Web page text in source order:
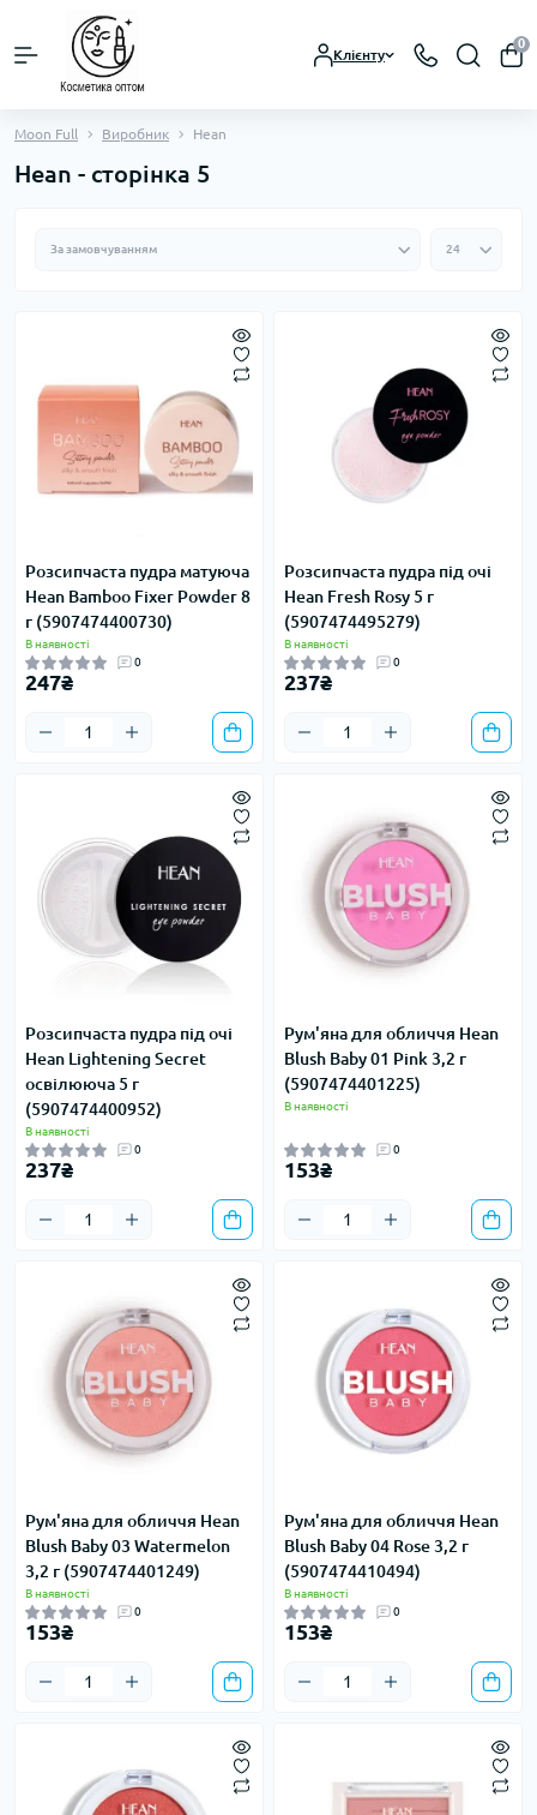
Клієнту
0
Moon Full Виробник Hean
Hean - сторінка 5
Розсипчаста пудра матуюча
Hean Bamboo Fixer Powder 8
г (5907474400730)
В наявності
0
247₴
Розсипчаста пудра під очі
Hean Fresh Rosy 5 г
(5907474495279)
В наявності
0
237₴
Розсипчаста пудра під очі
Hean Lightening Secret
освілююча 5 г
(5907474400952)
В наявності
0
237₴
Рум'яна для обличчя Hean
Blush Baby 01 Pink 3,2 г
(5907474401225)
В наявності
0
153₴
Рум'яна для обличчя Hean
Blush Baby 03 Watermelon
3,2 г (5907474401249)
В наявності
0
153₴
Рум'яна для обличчя Hean
Blush Baby 04 Rose 3,2 г
(5907474410494)
В наявності
0
153₴